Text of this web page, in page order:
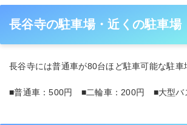
長谷寺の駐車場・近くの駐車場
長谷寺には普通車が80台ほど駐車可能な駐車
■普通車：500円 ■二輪車：200円 ■大型バ